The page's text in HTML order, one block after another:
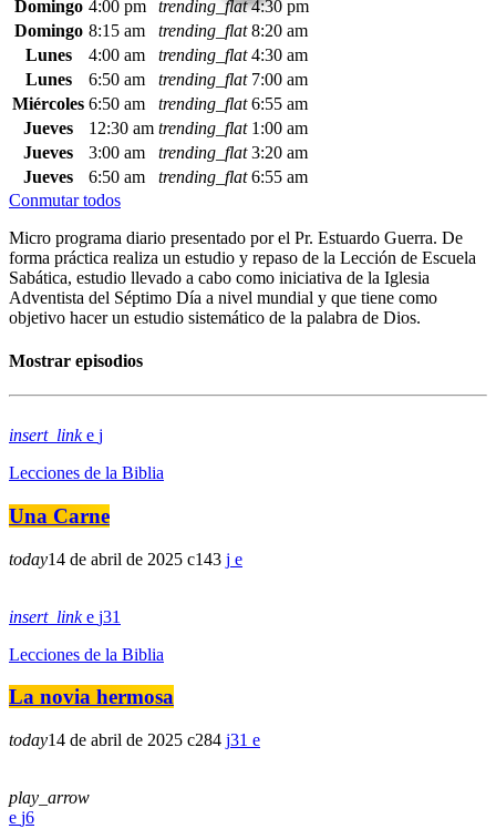
Domingo 4:00 pm trending_flat 4:30 pm
Domingo 8:15 am trending_flat 8:20 am
Lunes
4:00 am trending_flat 4:30 am
Lunes
6:50 am trending_flat 7:00 am
Miércoles 6:50 am trending_flat 6:55 am
Jueves
12:30 am trending_flat 1:00 am
Jueves
3:00 am trending_flat 3:20 am
Jueves
6:50 am trending_flat 6:55 am
Conmutar todos
Micro programa diario presentado por el Pr. Estuardo Guerra. De
forma práctica realiza un estudio y repaso de la Lección de Escuela
Sabática, estudio llevado a cabo como iniciativa de la Iglesia
Adventista del Séptimo Día a nivel mundial y que tiene como
objetivo hacer un estudio sistemático de la palabra de Dios.
Mostrar episodios
insert_link
Lecciones de la Biblia
Una Carne
today14 de abril de 2025 143
insert_link
31
Lecciones de la Biblia
La novia hermosa
today14 de abril de 2025 284 31
play_arrow
6